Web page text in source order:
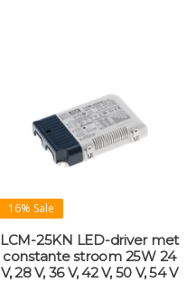
16% Sale
LCM-25KN LED-driver met
constante stroom 25W 24
V, 28 V, 36 V, 42 V, 50 V, 54 V